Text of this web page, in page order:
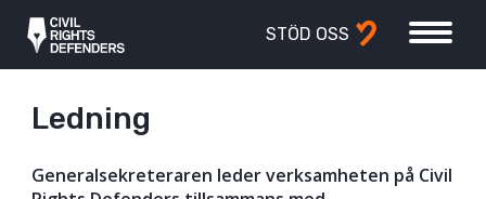
STÖD OSS
Ledning
Generalsekreteraren leder verksamheten på Civil